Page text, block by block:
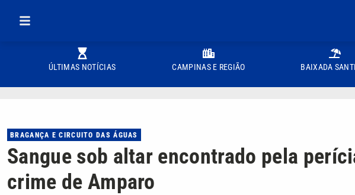
ÚLTIMAS NOTÍCIAS CAMPINAS E REGIÃO BAIXADA
BRAGANÇA E CIRCUITO DAS ÁGUAS
Sangue sob altar encontrado pela
crime de Amparo